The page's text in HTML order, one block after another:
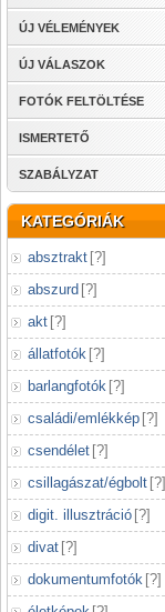
ÚJ VÉLEMÉNYEK
ÚJ VÁLASZOK
FOTÓK FELTÖLTÉSE
ISMERTETŐ
SZABÁLYZAT
KATEGÓRIÁK
absztrakt [?]
abszurd [?]
akt [?]
állatfotók [?]
barlangfotók [?]
családi/emlékkép [?]
csendélet [?]
csillagászat/égbolt [?]
digit. illusztráció [?]
divat [?]
dokumentumfotók [?]